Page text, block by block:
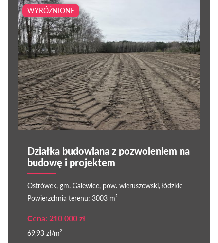
WYRÓŻNIONE
Działka budowlana z pozwoleniem na
budowę i projektem
Ostrówek, gm. Galewice, pow. wieruszowski, łódzkie
Powierzchnia terenu: 3003 m²
Cena: 210 000 zł
69,93 zł/m²